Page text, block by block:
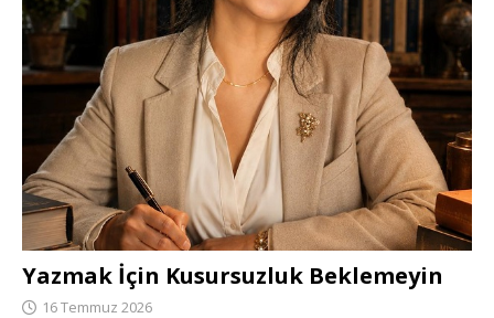
Yazmak İçin Kusursuzluk Beklemeyin
16 Temmuz 2026